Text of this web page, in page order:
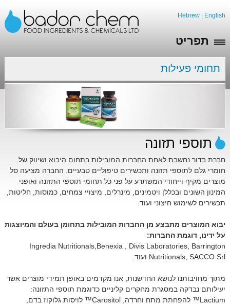
Hebrew English
תפריט
תחומי פעילות
תוספי תזונה
חברת בדור נחשבת לאחת החברות המובילות בתחום היבוא ושיווק של
חומרי גלם לתוספי תזונה ותכשירים טיפוליים טבעיים. החברה מציעה סל
מוצרים מקיף וייחודי המשתרע על פני כל תחומי תוספי התזונה ואופני
המינון השונים ובכללן ויטמינים, מינרלים, מיצויי צמחים, כמוסות, חליטות,
תכשירים לשימוש חיצוני ועוד.
יבוא המוצרים מתבצע מן החברות המובילות בתחומן בעולם והמיוצגות
על ידינו, דוגמת החברות:
Ingredia Nutritionals,Benexia , Divis Laboratories, Barrington
Nutritionals, SACCO Srl ועוד.
מתוך מחויבותנו לנושא החדשנות, אנו מקדמים באופן תמידי מוצרים אשר
יעילותם נבדקה במסגרת מחקרים קליניים כדוגמת תוספי התזונה:
Lactium™ להפחתת מתח וחרדה, Carositol™ לויסות גלוקוז בדם,